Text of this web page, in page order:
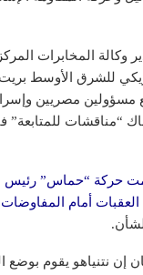
المخابرات
للشرق الأوسط
مصريين
“مناقشات للمتابعة” في
حركة “حماس” رئيس
العقبات أمام المفاوضات
إن نتنياهو يقوم بوضع